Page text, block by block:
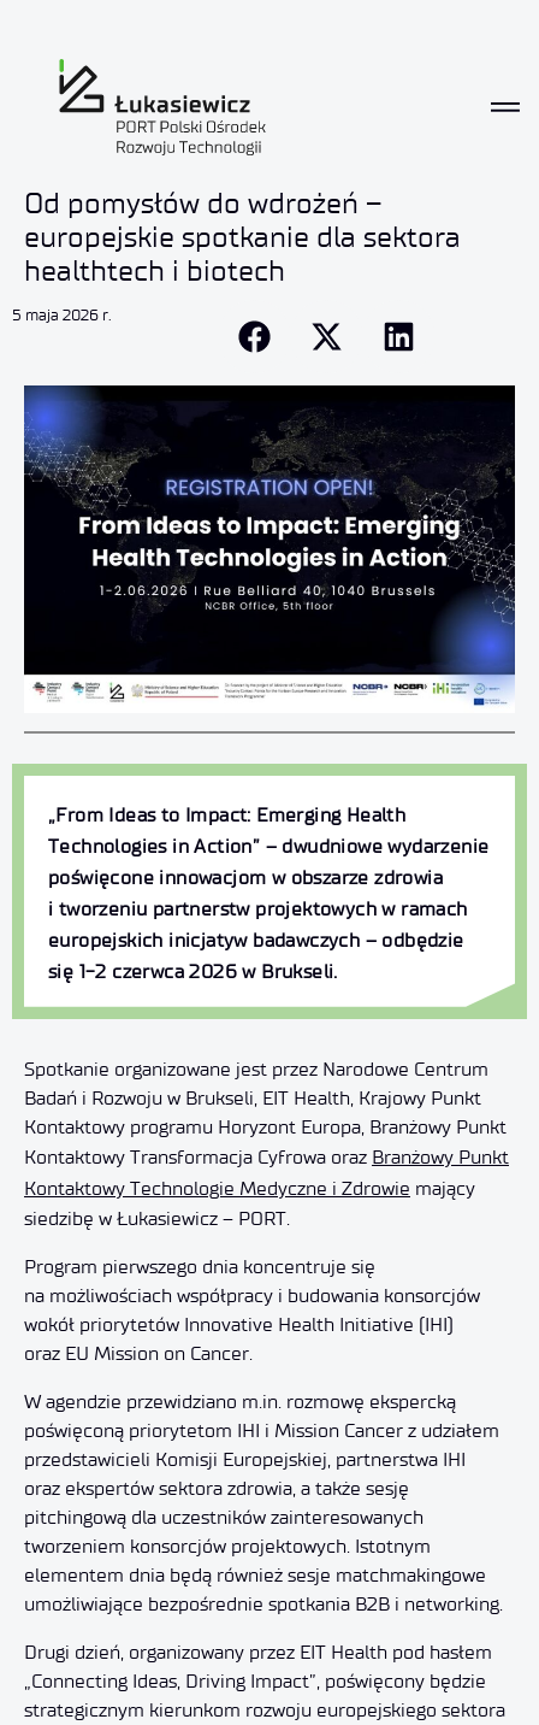
Od pomysłów do wdrożeń –
europejskie spotkanie dla sektora
healthtech i biotech
5 maja 2026
„From Ideas to Impact: Emerging Health
Technologies in Action” – dwudniowe wydarzenie
poświęcone innowacjom w obszarze zdrowia
i tworzeniu partnerstw projektowych w ramach
europejskich inicjatyw badawczych – odbędzie
się 1-2 czerwca 2026 w Brukseli.
Spotkanie organizowane jest przez Narodowe Centrum
Badań i Rozwoju w Brukseli, EIT Health, Krajowy Punkt
Kontaktowy programu Horyzont Europa, Branżowy Punkt
Kontaktowy Transformacja Cyfrowa oraz Branżowy Punkt
Kontaktowy Technologie Medyczne i Zdrowie mający
siedzibę w Łukasiewicz – PORT.
Program pierwszego dnia koncentruje się
na możliwościach współpracy i budowania konsorcjów
wokół priorytetów Innovative Health Initiative (IHI)
oraz EU Mission on Cancer.
W agendzie przewidziano m.in. rozmowę ekspercką
poświęconą priorytetom IHI i Mission Cancer z udziałem
przedstawicieli Komisji Europejskiej, partnerstwa IHI
oraz ekspertów sektora zdrowia, a także sesję
pitchingową dla uczestników zainteresowanych
tworzeniem konsorcjów projektowych. Istotnym
elementem dnia będą również sesje matchmakingowe
umożliwiające bezpośrednie spotkania B2B i networking.
Drugi dzień, organizowany przez EIT Health pod hasłem
„Connecting Ideas, Driving Impact”, poświęcony będzie
strategicznym kierunkom rozwoju europejskiego sektora